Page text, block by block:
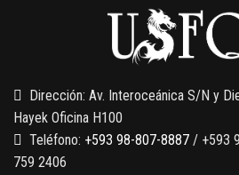
Gobernanza de datos
13 AGOSTO, 2026
Finanzas para no financieros
Dirección: Av. Interoceánica S/N y
Hayek Oficina H100
Teléfono: +593 98-807-8887 / +593
759 2406